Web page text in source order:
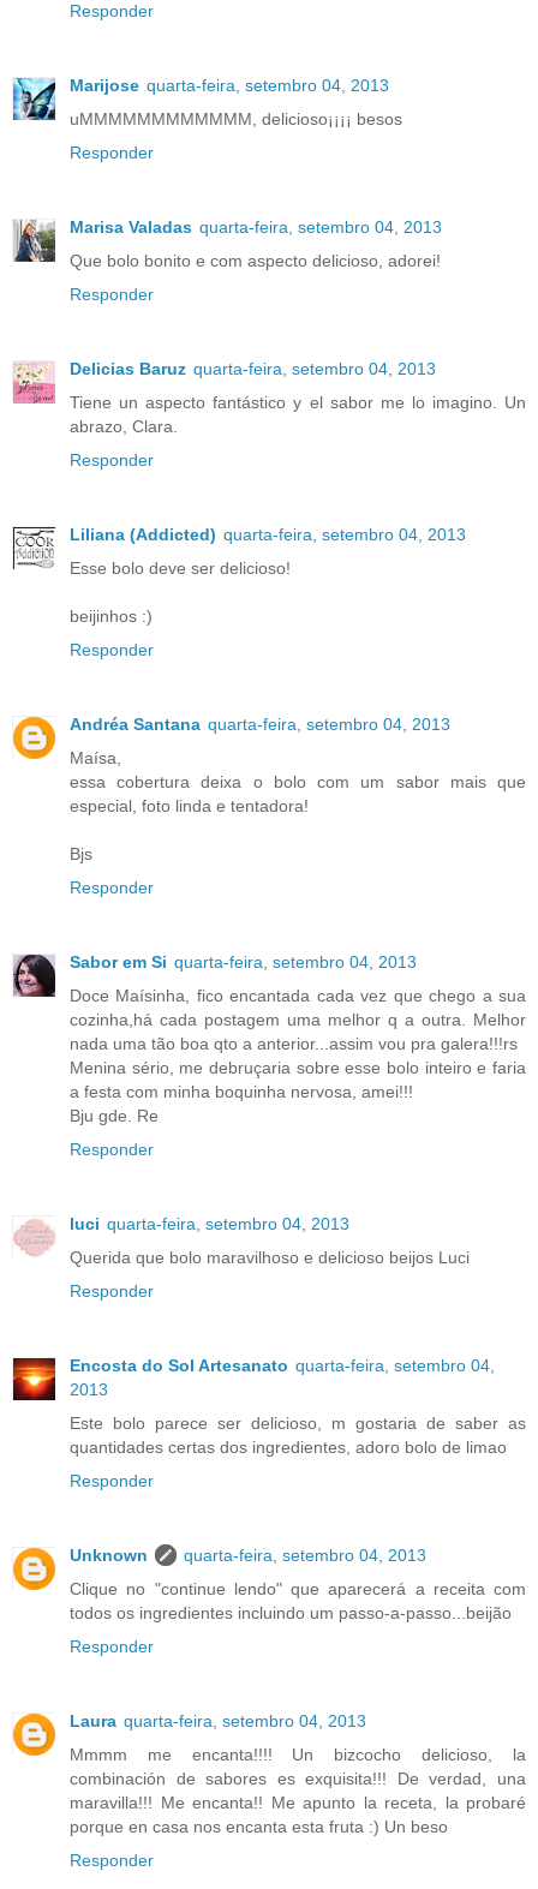
Responder
Marijose quarta-feira, setembro 04, 2013
uMMMMMMMMMMMM, delicioso¡¡¡¡ besos
Responder
Marisa Valadas quarta-feira, setembro 04, 2013
Que bolo bonito e com aspecto delicioso, adorei!
Responder
Delicias Baruz quarta-feira, setembro 04, 2013
Tiene un aspecto fantástico y el sabor me lo imagino. Un
abrazo, Clara.
Responder
Liliana (Addicted) quarta-feira, setembro 04, 2013
Esse bolo deve ser delicioso!
beijinhos :)
Responder
Andréa Santana quarta-feira, setembro 04, 2013
Maísa,
essa cobertura deixa o bolo com um sabor mais que
especial, foto linda e tentadora!
Bjs
Responder
Sabor em Si quarta-feira, setembro 04, 2013
Doce Maísinha, fico encantada cada vez que chego a sua
cozinha,há cada postagem uma melhor q a outra. Melhor
nada uma tão boa qto a anterior...assim vou pra galera!!!rs
Menina sério, me debruçaria sobre esse bolo inteiro e faria
a festa com minha boquinha nervosa, amei!!!
Bju gde. Re
Responder
luci quarta-feira, setembro 04, 2013
Querida que bolo maravilhoso e delicioso beijos Luci
Responder
Encosta do Sol Artesanato quarta-feira, setembro 04,
2013
Este bolo parece ser delicioso, m gostaria de saber as
quantidades certas dos ingredientes, adoro bolo de limao
Responder
Unknown
quarta-feira, setembro 04, 2013
Clique no "continue lendo" que aparecerá a receita com
todos os ingredientes incluindo um passo-a-passo...beijão
Responder
Laura quarta-feira, setembro 04, 2013
Mmmm me encanta!!!! Un bizcocho delicioso, la
combinación de sabores es exquisita!!! De verdad, una
maravilla!!! Me encanta!! Me apunto la receta, la probaré
porque en casa nos encanta esta fruta :) Un beso
Responder